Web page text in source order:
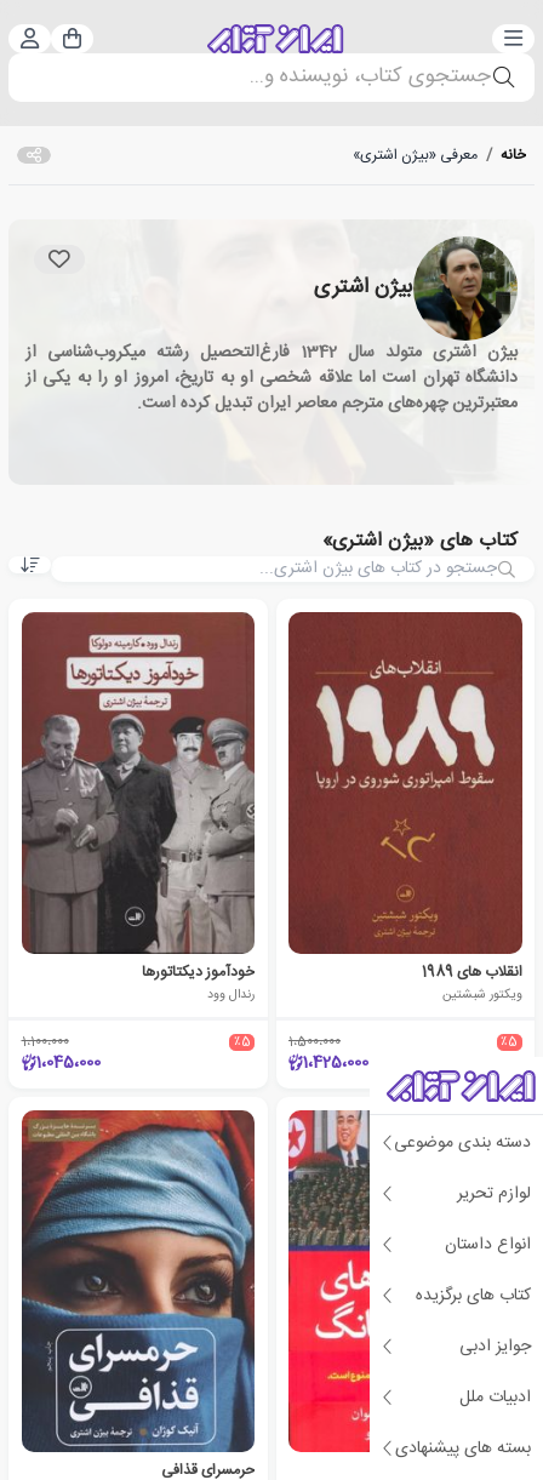
دسته‌بندی سبد
جستجوی کتاب، نویسنده و...
دسته بندی موضوعی
لوازم تحریر
انواع داستان
کتاب های برگزیده
جوایز ادبی
ادبیات ملل
بسته های پیشنهادی
خانه / معرفی «بیژن اشتری»
بیژن اشتری
بیژن اشتری متولد سال 1342 فارغ‌التحصیل رشته میکروب‌شناسی از
دانشگاه تهران است اما علاقه شخصی او به تاریخ، امروز او را به یکی از
معتبرترین چهره‌های مترجم معاصر ایران تبدیل کرده است.
کتاب های «بیژن اشتری»
انقلاب های 1989
ویکتور شبشتین
٪5 1،500،000
1،425،000
خودآموز دیکتاتورها
رندال وود
٪5 1،100،000
1،045،000
حرمسرای قذافی